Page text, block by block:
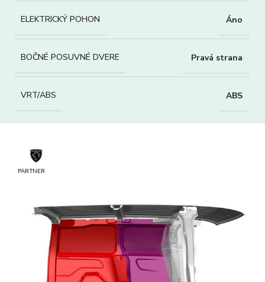
ELEKTRICKÝ POHON Áno
BOČNÉ POSUVNÉ DVERE Pravá strana
VRT/ABS ABS
PARTNER